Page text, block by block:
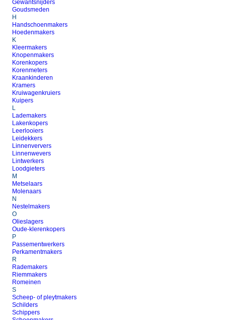
Gewantsnijders
Goudsmeden
H
Handschoenmakers
Hoedenmakers
K
Kleermakers
Knopenmakers
Korenkopers
Korenmeters
Kraankinderen
Kramers
Kruiwagenkruiers
Kuipers
L
Lademakers
Lakenkopers
Leerlooiers
Leidekkers
Linnenververs
Linnenwevers
Lintwerkers
Loodgieters
M
Metselaars
Molenaars
N
Nestelmakers
O
Olieslagers
Oude-klerenkopers
P
Passementwerkers
Perkamentmakers
R
Rademakers
Riemmakers
Romeinen
S
Scheep- of pleytmakers
Schilders
Schippers